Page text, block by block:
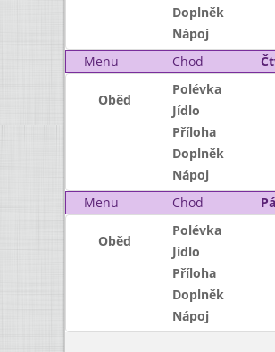
Doplněk
Nápoj
Menu
Chod
Oběd
Polévka
Jídlo
Příloha
Doplněk
Nápoj
Menu
Chod
Oběd
Polévka
Jídlo
Příloha
Doplněk
Nápoj